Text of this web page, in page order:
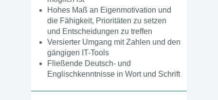
Hohes Maß an Eigenmotivation und
die Fähigkeit, Prioritäten zu setzen
und Entscheidungen zu treffen
Versierter Umgang mit Zahlen und den
gängigen IT-Tools
Fließende Deutsch- und
Englischkenntnisse in Wort und Schrift